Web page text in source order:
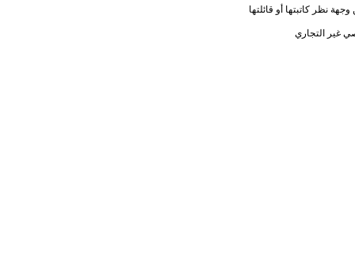
نظر كاتبتها أو قائلتها
غير التجاري